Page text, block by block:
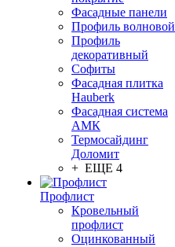
Фасадные панели
Профиль волновой
Профиль
декоративный
Софиты
Фасадная плитка
Hauberk
Фасадная система
АМК
Термосайдинг
Доломит
+ ЕЩЕ 4
Профлист
Кровельный
профлист
Оцинкованный